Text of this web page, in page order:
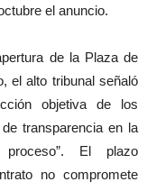
el anuncio.
de la Plaza de
el alto tribunal señaló
objetiva de los
transparencia en la
proceso”. El plazo
no compromete